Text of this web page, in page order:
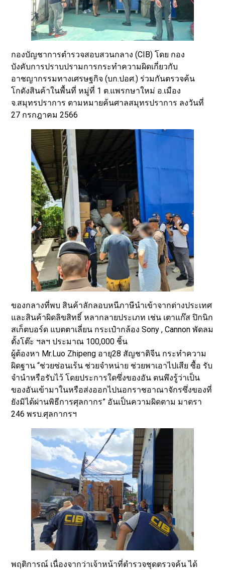
กองบัญชาการตำรวจสอบสวนกลาง (CIB) โดย กอง
บังคับการปราบปรามการกระทำความผิดเกี่ยวกับ
อาชญากรรมทางเศรษฐกิจ (บก.ปอศ.) ร่วมกันตรวจค้น
โกดังสินค้าในพื้นที่ หมู่ที่ 1 ต.แพรกษาใหม่ อ.เมือง
จ.สมุทรปราการ ตามหมายค้นศาลสมุทรปราการ ลงวันที่
27 กรกฎาคม 2566
ของกลางที่พบ สินค้าลักลอบหนีภาษีนำเข้าจากต่างประเทศ
และสินค้าผิดลิขสิทธิ์ หลากลายประเภท เช่น เตาแก๊ส ปิกนิก
สเก็ตบอร์ด แบตตาเลี่ยน กระเป๋ากล้อง Sony , Cannon พัดลม
ตั้งโต๊ะ ฯลฯ ประมาณ 100,000 ชิ้น
ผู้ต้องหา Mr.Luo Zhipeng อายุ28 สัญชาติจีน กระทำความ
ผิดฐาน “ช่วยซ่อนเร้น ช่วยจำหน่าย ช่วยพาเอาไปเสีย ซื้อ รับ
จำนำหรือรับไว้ โดยประการใดซึ่งของอัน ตนพึงรู้ว่าเป็น
ของอันเข้ามาในหรือส่งออกไปนอกราชอาณาจักรซึ่งของที่
ยังมิได้ผ่านพิธีการศุลกากร” อันเป็นความผิดตาม มาตรา
246 พรบ.ศุลกากรฯ
พฤติการณ์ เนื่องจากว่าเจ้าหน้าที่ตำรวจชุดตรวจค้น ได้